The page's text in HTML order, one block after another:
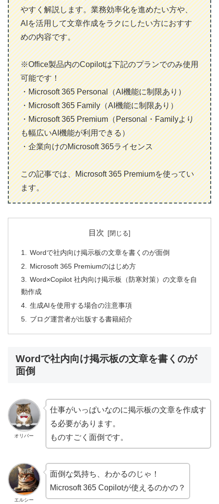
やすく解説します。業務効率化を進めたい方や、
AIを活用して文章作成をラクにしたい方におすす
めの内容です。
※Office製品内のCopilotは下記のプランでのみ使用
可能です！
・Microsoft 365 Personal（AI機能に制限あり）
・Microsoft 365 Family（AI機能に制限あり）
・Microsoft 365 Premium（Personal・Familyより
も幅広いAI機能が利用できる）
・企業向けのMicrosoft 365ライセンス
この記事では、Microsoft 365 Premiumを使ってい
ます。
目次
Wordで社内向け掲示板の文章を書くのが面倒
Microsoft 365 Premiumのはじめ方
Word×Copilot 社内向け掲示板（防寒対策）の文章を自
動作成
生成AIを使用する場合の注意事項
ブログ運営者が出版する書籍紹介
Wordで社内向け掲示板の文章を書くのが
面倒
オリバー
仕事がいっぱいなのに掲示板の文章を作成す
る必要があります。
ものすごく面倒です。
エルシー
面倒な気持ち、わかるのじゃ！
Microsoft 365 Copilotが使えるのかの？